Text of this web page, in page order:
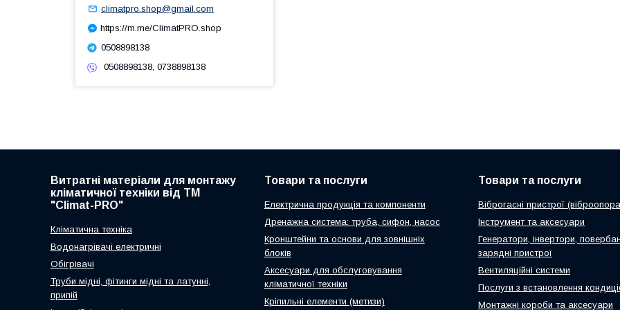
climatpro.shop@gmail.com
https://m.me/ClimatPRO.shop
0508898138
0508898138, 0738898138
Витратні матеріали для монтажу
кліматичної техніки від ТМ
"Climat-PRO"
Кліматична техніка
Водонагрівачі електричні
Обігрівачі
Труби мідні, фітинги мідні та латунні,
припій
Товари та послуги
Електрична продукція та компоненти
Дренажна система: труба, сифон, насос
Кронштейни та основи для зовнішніх
блоків
Аксесуари для обслуговування
кліматичної техніки
Кріпильні елементи (метизи)
Товари та послуги
Віброгасні пристрої
Інструмент та аксесуари
Генератори, інвертори,
зарядні пристрої
Вентиляційні системи
Послуги з встановлення
Монтажні короби та аксесуари